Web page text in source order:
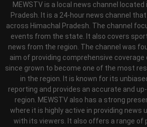
MEWSTV is a local news channel located
Pradesh. It is a 24-hour news channel
across Himachal Pradesh. The channel
events from the state. It also covers
news from the region. The channel was
aim of providing comprehensive coverage
since grown to become one of the most
in the region. It is known for its
reporting and provides an accurate and
region. MEWSTV also has a strong
where it is highly active in providing news
with its viewers. It also offers a range of